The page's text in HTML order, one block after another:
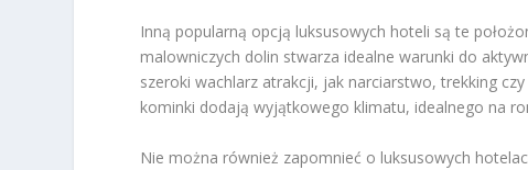
Inną popularną opcją luksusowych hoteli są te
malowniczych dolin stwarza idealne warunki do
szeroki wachlarz atrakcji, jak narciarstwo, trekking
kominki dodają wyjątkowego klimatu, idealnego na
Nie można również zapomnieć o luksusowych